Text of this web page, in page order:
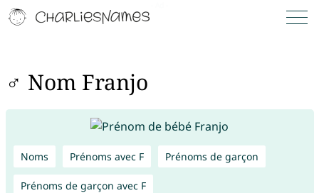
♂ Nom Franjo
Noms Prénoms avec F Prénoms de garçon
Prénoms de garçon avec F